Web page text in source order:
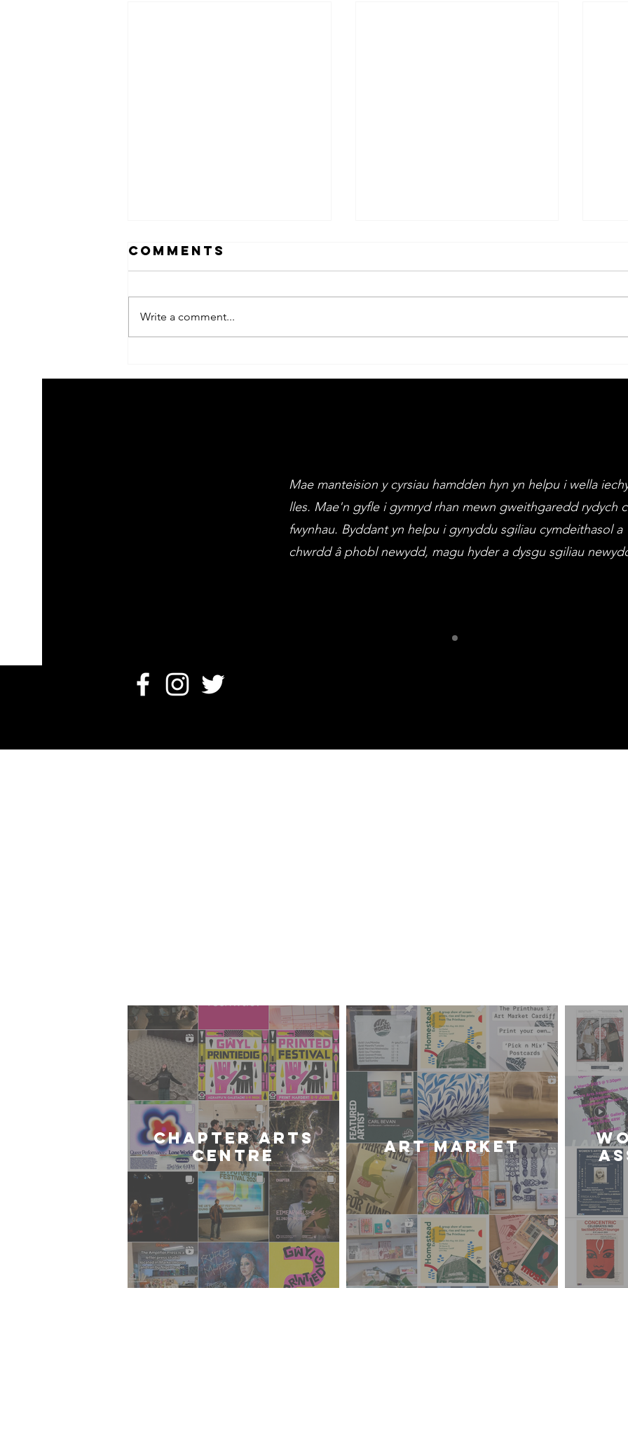
dros y Nadolig
Comments
Write a comment...
Mae manteision y cyrsiau hamdden hyn yn helpu i wella
lles. Mae'n gyfle i gymryd rhan mewn gweithgaredd rydych
fwynhau. Byddant yn helpu i gynyddu sgiliau cymdeithasol a
chwrdd â phobl newydd, magu hyder a dysgu sgiliau
CHAPTER ARTS
CENTRE
Art Market